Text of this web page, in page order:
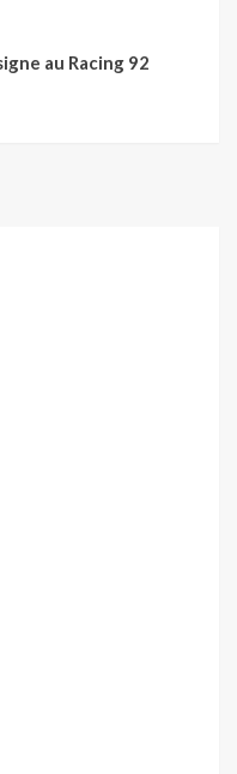
au Racing 92